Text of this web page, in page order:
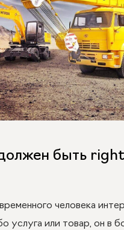
быть
человека
услуга или товар, он в